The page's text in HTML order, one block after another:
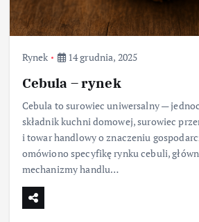
Rynek 14 grudnia, 2025
Cebula – rynek
Cebula to surowiec uniwersalny —
składnik kuchni domowej, surowiec
i towar handlowy o znaczeniu
omówiono specyfikę rynku cebuli,
mechanizmy handlu…